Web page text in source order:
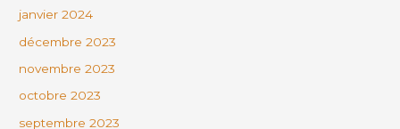
janvier 2024
décembre 2023
novembre 2023
octobre 2023
septembre 2023